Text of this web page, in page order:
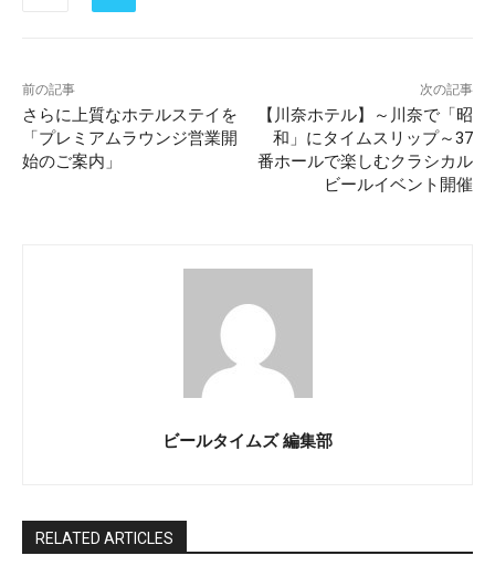
前の記事
さらに上質なホテルステイを
「プレミアムラウンジ営業開
始のご案内」
次の記事
【川奈ホテル】～川奈で「昭
和」にタイムスリップ～37
番ホールで楽しむクラシカル
ビールイベント開催
ビールタイムズ 編集部
RELATED ARTICLES